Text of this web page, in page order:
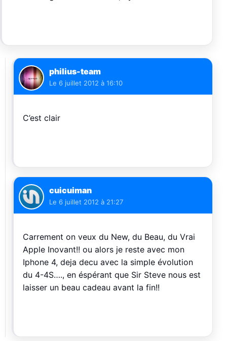
philius-team
Le 6 juillet 2012 à 16:10
C’est clair
cuicuiman
Le 6 juillet 2012 à 21:27
Carrement on veux du New, du Beau, du Vrai
Apple Inovant!! ou alors je reste avec mon
Iphone 4, deja decu avec la simple évolution
du 4-4S…., en éspérant que Sir Steve nous est
laisser un beau cadeau avant la fin!!